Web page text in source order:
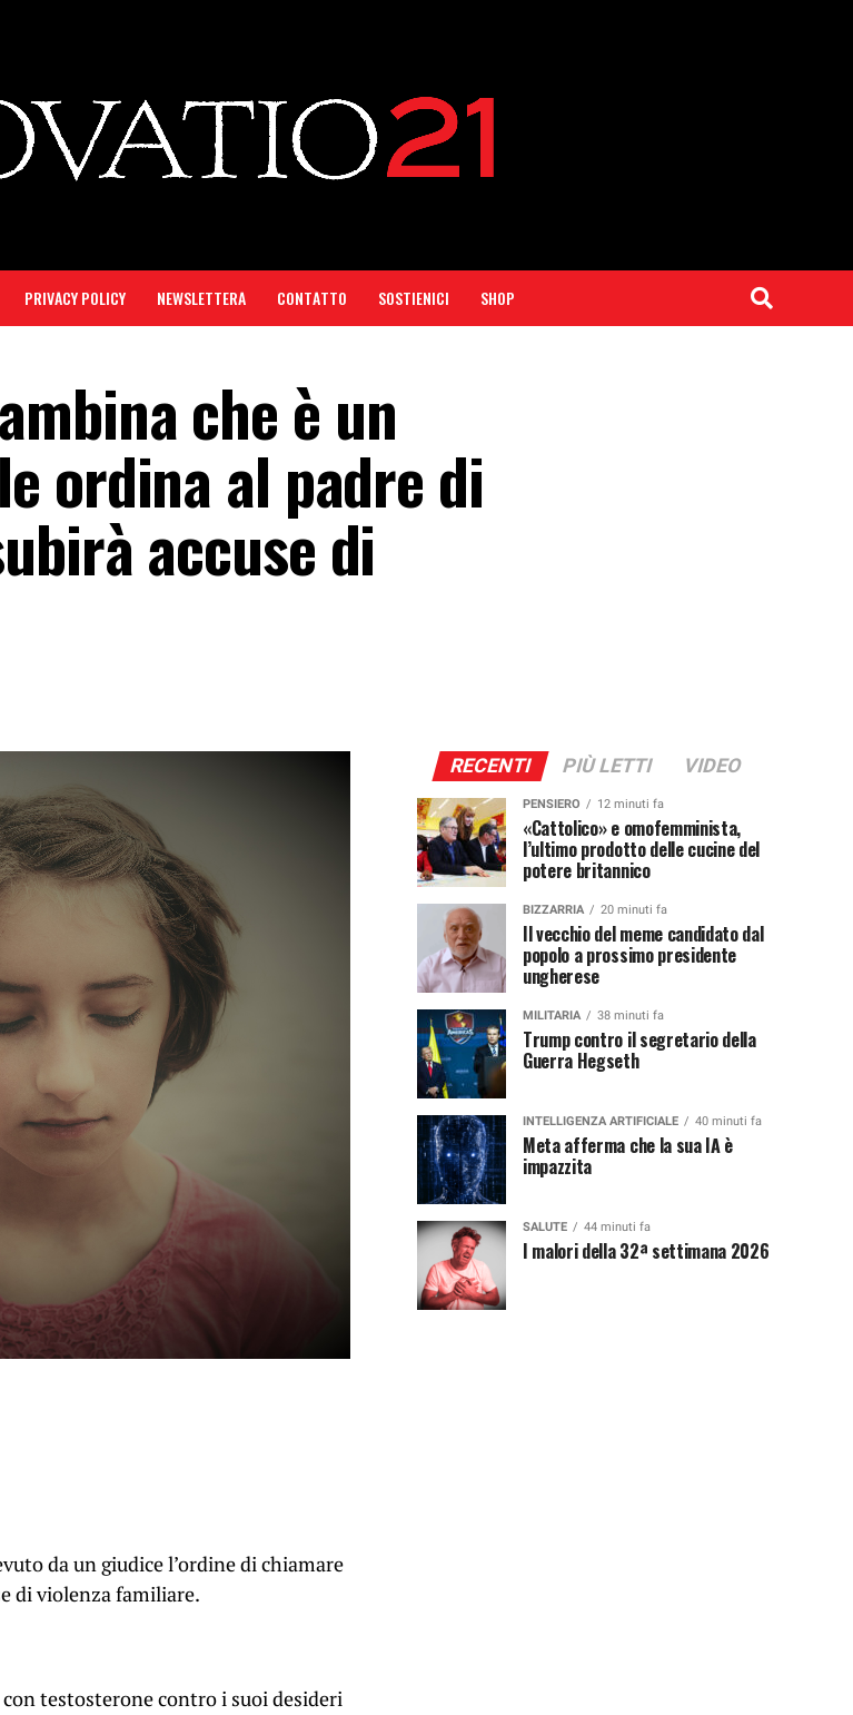
PRIVACY POLICY NEWSLETTERA CONTATTO SOSTIENICI SHOP
che è un
ordina al padre di
accuse di
da un giudice l’ordine di chiamare
di violenza familiare.
testosterone contro i suoi desideri
RECENTI PIÙ LETTI VIDEO
PENSIERO 12 minuti fa
«Cattolico» e omofemminista,
l’ultimo prodotto delle cucine del
potere britannico
BIZZARRIA 20 minuti fa
Il vecchio del meme candidato dal
popolo a prossimo presidente
ungherese
MILITARIA 38 minuti fa
Trump contro il segretario della
Guerra Hegseth
INTELLIGENZA ARTIFICIALE 40 minuti fa
Meta afferma che la sua IA è
impazzita
SALUTE 44 minuti fa
I malori della 32ª settimana 2026